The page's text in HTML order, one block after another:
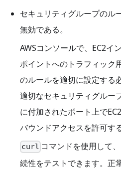
セキュリティグループのル
無効である。
AWSコンソールで、EC2イ
ポイントへのトラフィック
のルールを適切に設定する
適切なセキュリティグルー
に付加されたポート上で
バウンドアクセスを許可す
curl コマンドを使用して
続性をテストできます。正